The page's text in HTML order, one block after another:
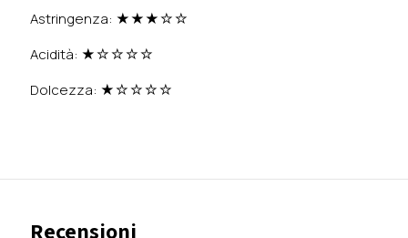
Astringenza: ★★★☆☆
Acidità: ★☆☆☆☆
Dolcezza: ★☆☆☆☆
Recensioni